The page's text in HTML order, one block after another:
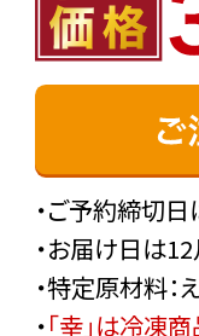
・ご予約締切日
・お届け日は12
・特定原材料：
・「幸」は冷凍商